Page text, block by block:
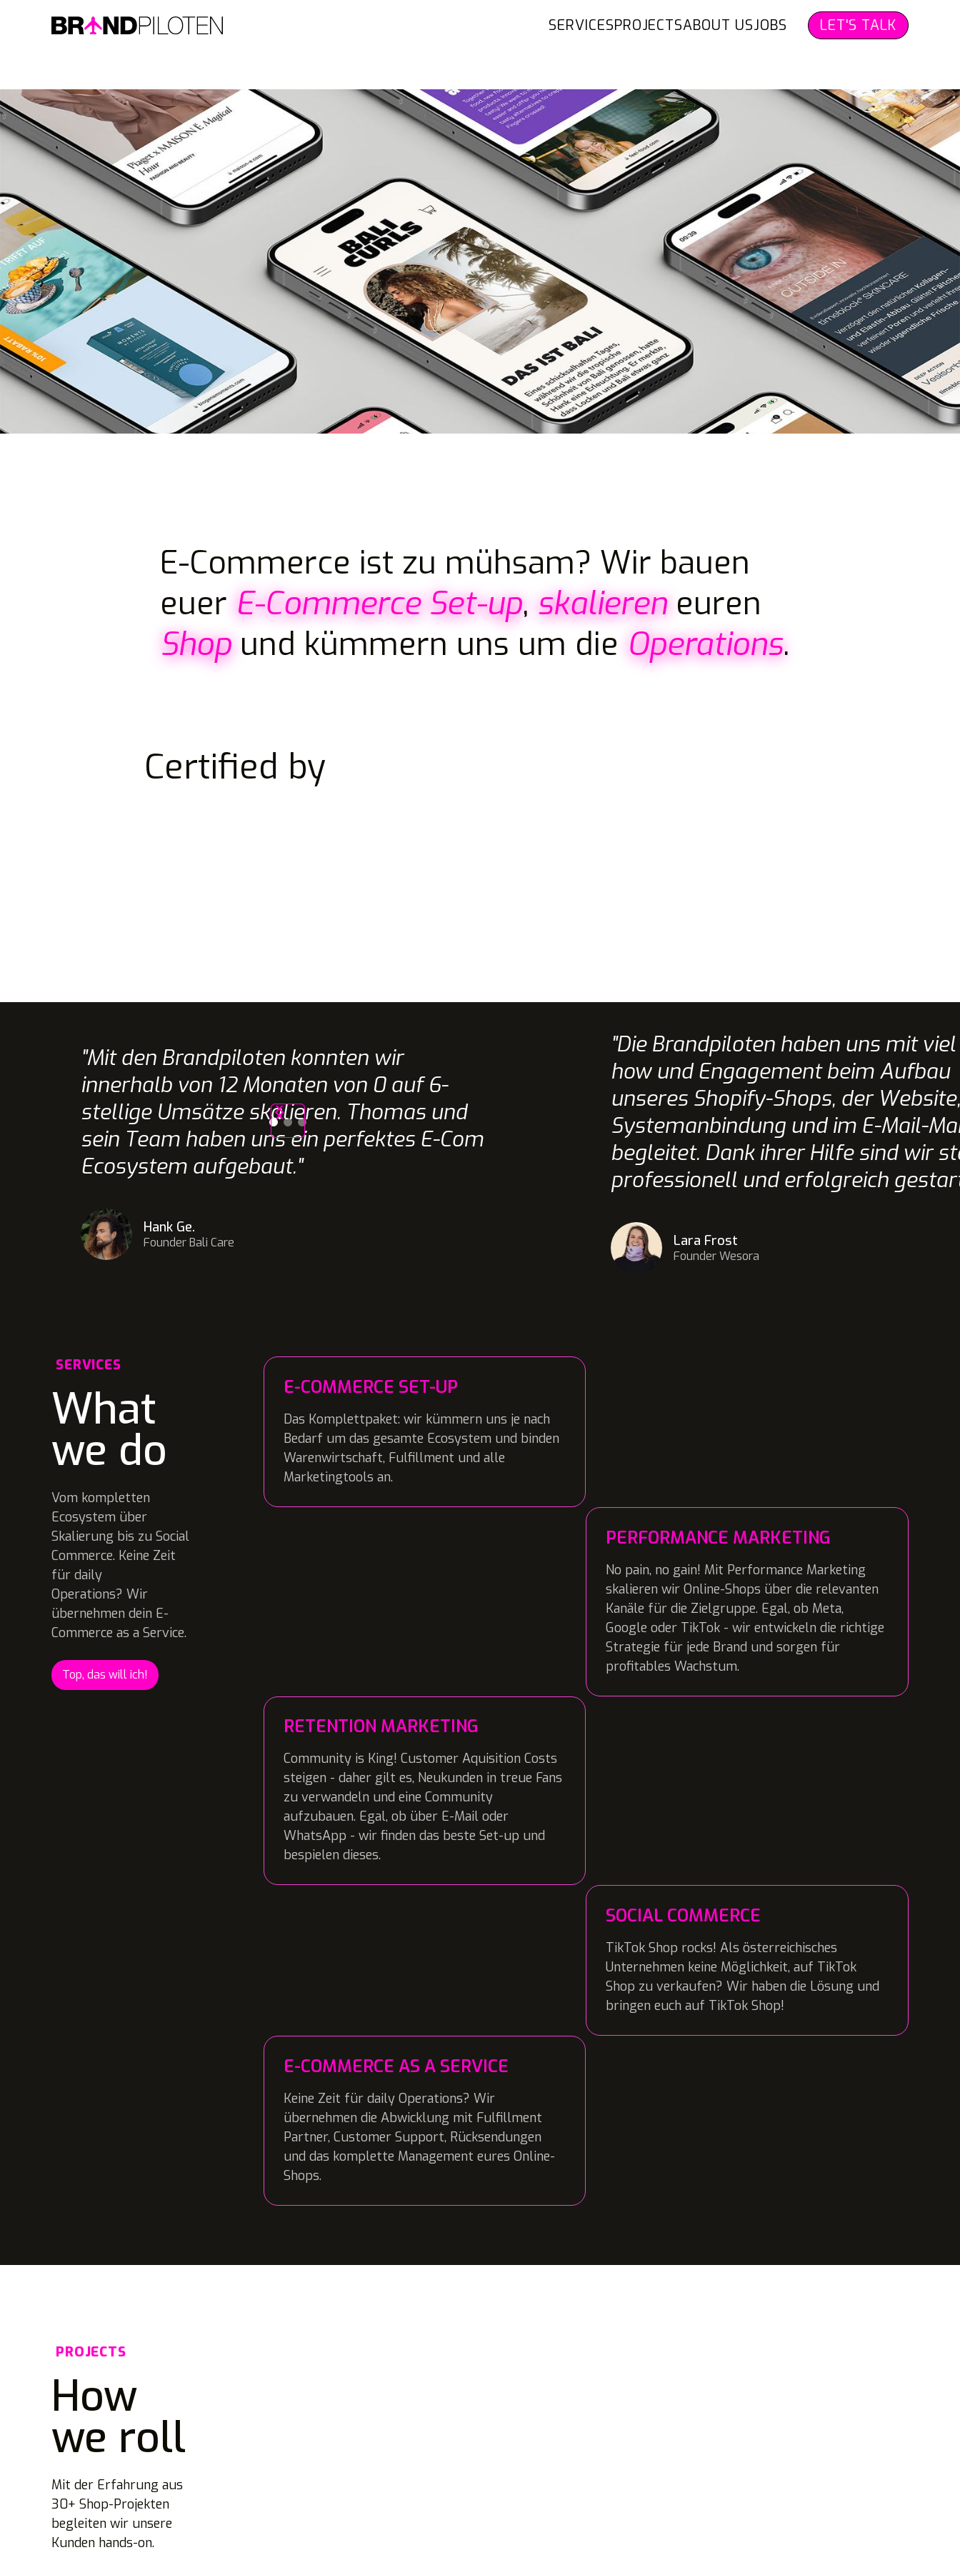
SERVICESPROJECTSABOUT USJOBS LET'S TALK
E-Commerce ist zu mühsam? Wir bauen
euerE-Commerce Set-up,skaliereneuren
Shopund kümmern uns um die Operations.
Certified by
"Mit den Brandpiloten konnten wir
innerhalb von 12 Monaten von 0 auf 6-
stellige Umsätze skalieren. Thomas und
sein Team haben uns ein perfektes E-Com
Ecosystem aufgebaut."
Hank Ge.
Founder Bali Care
"Die Brandpiloten haben uns mit
how und Engagement beim Aufbau
unseres Shopify-Shops, der
Systemanbindung und im E-Mail-
begleitet. Dank ihrer Hilfe sind wir
professionell und erfolgreich
Lara Frost
Founder Wesora
SERVICES
What
we do
Vom kompletten
Ecosystem über
Skalierung bis zu Social
Commerce. Keine Zeit
für daily
Operations? Wir
übernehmen dein E-
Commerce as a Service.
Top, das will ich!
E-COMMERCE SET-UP
Das Komplettpaket: wir kümmern uns je nach
Bedarf um das gesamte Ecosystem und binden
Warenwirtschaft, Fulfillment und alle
Marketingtools an.
PERFORMANCE MARKETING
No pain, no gain! Mit Performance Marketing
skalieren wir Online-Shops über die relevanten
Kanäle für die Zielgruppe. Egal, ob Meta,
Google oder TikTok - wir entwickeln die richtige
Strategie für jede Brand und sorgen für
profitables Wachstum.
RETENTION MARKETING
Community is King! Customer Aquisition Costs
steigen - daher gilt es, Neukunden in treue Fans
zu verwandeln und eine Community
aufzubauen. Egal, ob über E-Mail oder
WhatsApp - wir finden das beste Set-up und
bespielen dieses.
SOCIAL COMMERCE
TikTok Shop rocks! Als österreichisches
Unternehmen keine Möglichkeit, auf TikTok
Shop zu verkaufen? Wir haben die Lösung und
bringen euch auf TikTok Shop!
E-COMMERCE AS A SERVICE
Keine Zeit für daily Operations? Wir
übernehmen die Abwicklung mit Fulfillment
Partner, Customer Support, Rücksendungen
und das komplette Management eures Online-
Shops.
PROJECTS
How
we roll
Mit der Erfahrung aus
30+ Shop-Projekten
begleiten wir unsere
Kunden hands-on.